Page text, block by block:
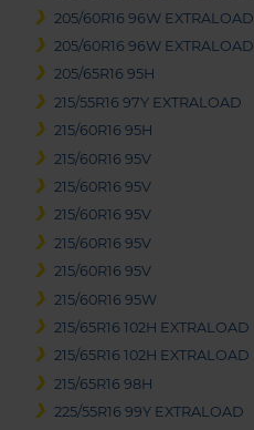
205/60R16 96W EXTRALOAD
205/60R16 96W EXTRALOAD
205/65R16 95H
215/55R16 97Y EXTRALOAD
215/60R16 95H
215/60R16 95V
215/60R16 95V
215/60R16 95V
215/60R16 95V
215/60R16 95V
215/60R16 95W
215/65R16 102H EXTRALOAD
215/65R16 102H EXTRALOAD
215/65R16 98H
225/55R16 99Y EXTRALOAD